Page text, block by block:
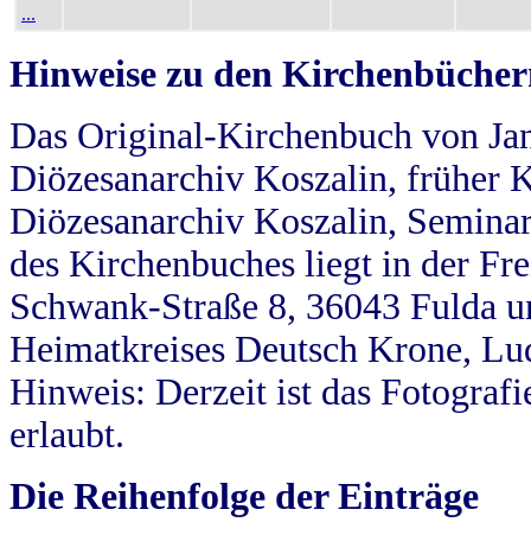
...
Hinweise zu den
Das Original-Kirchenbuch von
Diözesanarchiv Koszalin, früher
Diözesanarchiv Koszalin,
des Kirchenbuches liegt in der
Schwank-Straße 8, 36043 Fulda
Heimatkreises Deutsch Krone,
Hinweis: Derzeit ist das
erlaubt.
Die Reihenfolge der Einträge